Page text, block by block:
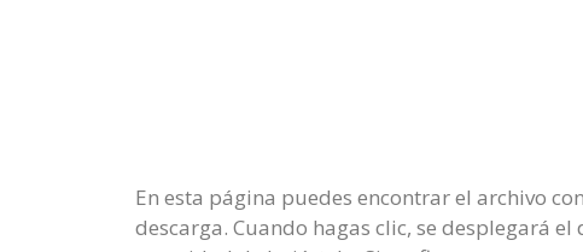
En esta página puedes encontrar el archivo
descarga. Cuando hagas clic, se desplegará